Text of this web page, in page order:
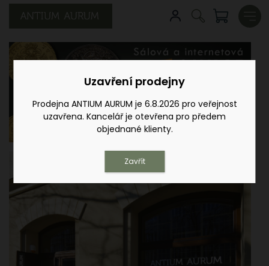
Uzavření prodejny
Prodejna ANTIUM AURUM je 6.8.2026 pro veřejnost
uzavřena. Kancelář je otevřena pro předem
objednané klienty.
Zavřít